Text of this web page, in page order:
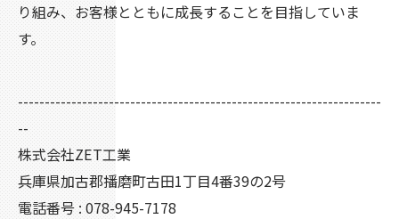
り組み、お客様とともに成長することを目指していま
す。
--------------------------------------------------------------------
--
株式会社ZET工業
兵庫県加古郡播磨町古田1丁目4番39の2号
電話番号 : 078-945-7178